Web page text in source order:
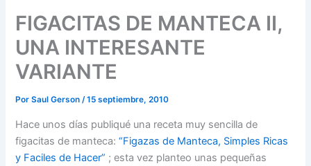
FIGACITAS DE MANTECA II,
UNA INTERESANTE
VARIANTE
PorSaul Gerson/15 septiembre, 2010
Hace unos días publiqué una receta muy sencilla de
figacitas de manteca:“Figazas de Manteca, Simples Ricas
y Faciles de Hacer” ; esta vez planteo unas pequeñas